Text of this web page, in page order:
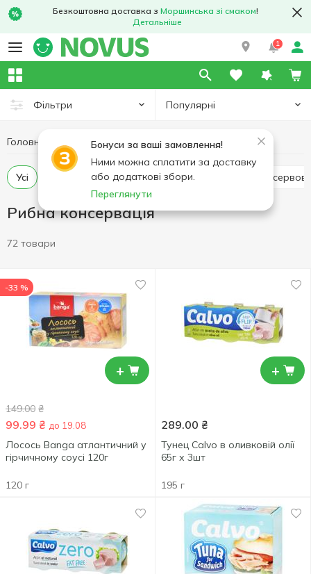
Безкоштовна доставка з Моршинська зі смаком!
Детальніше
1
Фільтри Популярні
Бонуси за ваші замовлення!
Ними можна сплатити за доставку
або додаткові збори.
Переглянути
Головна Консерви Рибна консервація
Усі Тунець консервований Печінка тріски
Рибна консервація
72 товари
+
-33 %
149.00 ₴
99.99 ₴ до 19.08
Лосось Banga атлантичний у
гірчичному соусі 120г
120 г
+
289.00 ₴
Тунец Calvo в оливковій олії
65г х 3шт
195 г